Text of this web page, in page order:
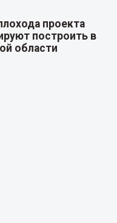
проекта
построить в
области